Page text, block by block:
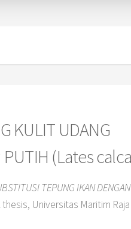
KULIT UDANG
PUTIH (Lates
TEPUNG IKAN
thesis, Universitas Maritim Raja